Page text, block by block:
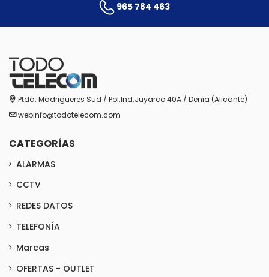
965 784 463
Ptda. Madrigueres Sud / Pol.Ind.Juyarco 40A / Denia (Alicante)
webinfo@todotelecom.com
CATEGORÍAS
ALARMAS
CCTV
REDES DATOS
TELEFONÍA
Marcas
OFERTAS - OUTLET